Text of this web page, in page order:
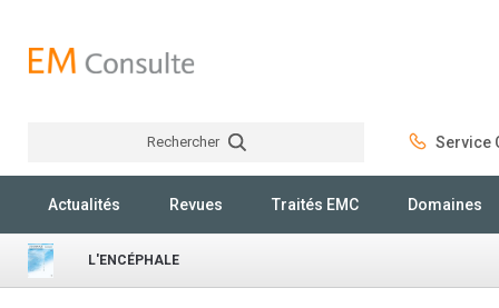
Rechercher Service
Actualités Revues Traités EMC Domaines
L'ENCÉPHALE